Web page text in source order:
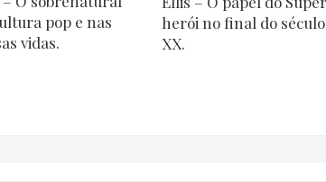
pop e nas
vidas.
herói no final do século
XX.